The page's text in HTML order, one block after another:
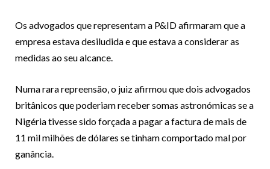
Os advogados que representam a P&ID afirmaram que a
empresa estava desiludida e que estava a considerar as
medidas ao seu alcance.
Numa rara repreensão, o juiz afirmou que dois advogados
britânicos que poderiam receber somas astronómicas se a
Nigéria tivesse sido forçada a pagar a factura de mais de
11 mil milhões de dólares se tinham comportado mal por
ganância.